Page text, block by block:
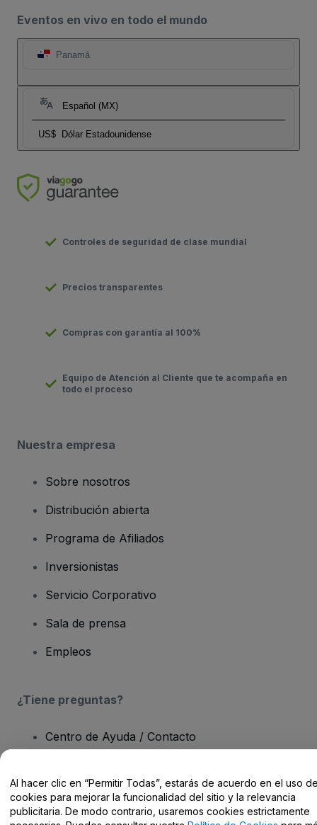
Eventos en vivo en todo el mundo
Panamá
Español (MX)
US$ Dólar Estadounidense
Controles de seguridad de clase mundial
Precios transparentes
Compras con garantía al 100%
Equipo de Atención al Cliente que te acompaña en
todo el proceso
Nuestra empresa
Sobre nosotros
Distribución abierta
Programa de Afiliados
Inversionistas
Servicio Corporativo
Sala de prensa
Empleos
¿Tiene preguntas?
Centro de Ayuda / Contacto
Derechos reservados © viagogo GmbH 2026 Datos de la Empresa
Al hacer clic en “Permitir Todas”, estarás de acuerdo en el uso
cookies para mejorar la funcionalidad del sitio y la relevancia
publicitaria. De modo contrario, usaremos cookies estrictamente